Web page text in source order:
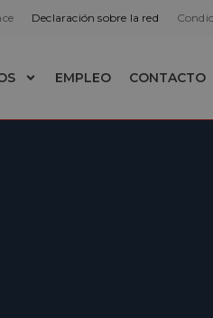
Declaración sobre la red
EMPLEO CONTACTO